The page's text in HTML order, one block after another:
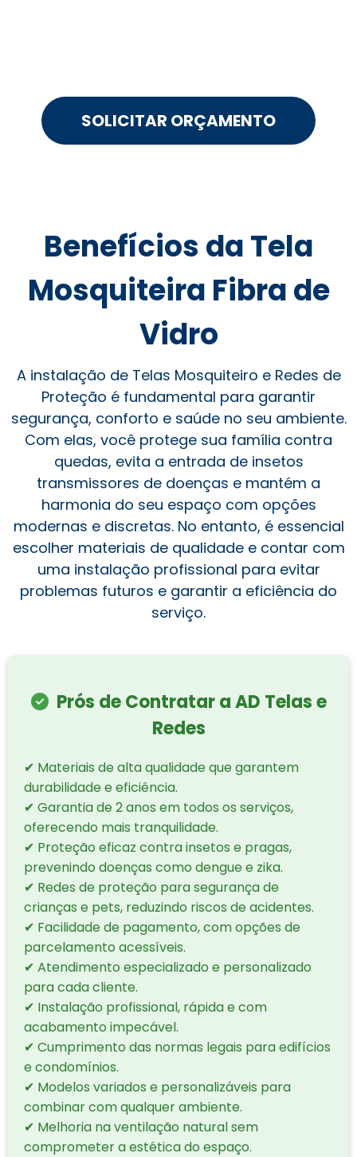
SOLICITAR ORÇAMENTO
Benefícios da Tela
Mosquiteira Fibra de
Vidro
A instalação de Telas Mosquiteiro e Redes de
Proteção é fundamental para garantir
segurança, conforto e saúde no seu ambiente.
Com elas, você protege sua família contra
quedas, evita a entrada de insetos
transmissores de doenças e mantém a
harmonia do seu espaço com opções
modernas e discretas. No entanto, é essencial
escolher materiais de qualidade e contar com
uma instalação profissional para evitar
problemas futuros e garantir a eficiência do
serviço.
Prós de Contratar a AD Telas e
Redes
✔ Materiais de alta qualidade que garantem
durabilidade e eficiência.
✔ Garantia de 2 anos em todos os serviços,
oferecendo mais tranquilidade.
✔ Proteção eficaz contra insetos e pragas,
prevenindo doenças como dengue e zika.
✔ Redes de proteção para segurança de
crianças e pets, reduzindo riscos de acidentes.
✔ Facilidade de pagamento, com opções de
parcelamento acessíveis.
✔ Atendimento especializado e personalizado
para cada cliente.
✔ Instalação profissional, rápida e com
acabamento impecável.
✔ Cumprimento das normas legais para edifícios
e condomínios.
✔ Modelos variados e personalizáveis para
combinar com qualquer ambiente.
✔ Melhoria na ventilação natural sem
comprometer a estética do espaço.